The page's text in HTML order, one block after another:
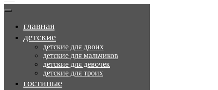
главная
детские
детские для двоих
детские для мальчиков
детские для девочек
детские для троих
гостиные